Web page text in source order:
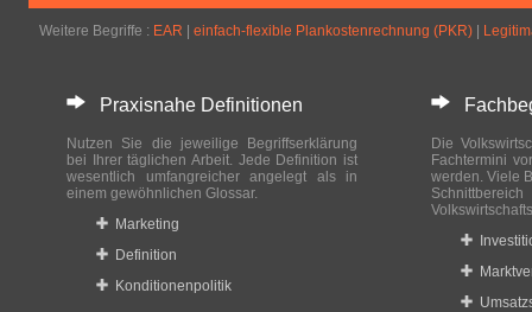
Weitere Begriffe : EAR einfach-flexible Plankostenrechnung (PKR)
Praxisnahe Definitionen
Nutzen Sie die jeweilige Begriffserklärung
bei Ihrer täglichen Arbeit. Jede Definition ist
wesentlich umfangreicher angelegt als in
einem gewöhnlichen Glossar.
Marketing
Definition
Konditionenpolitik
Die
Fachtermini
werden. Viele